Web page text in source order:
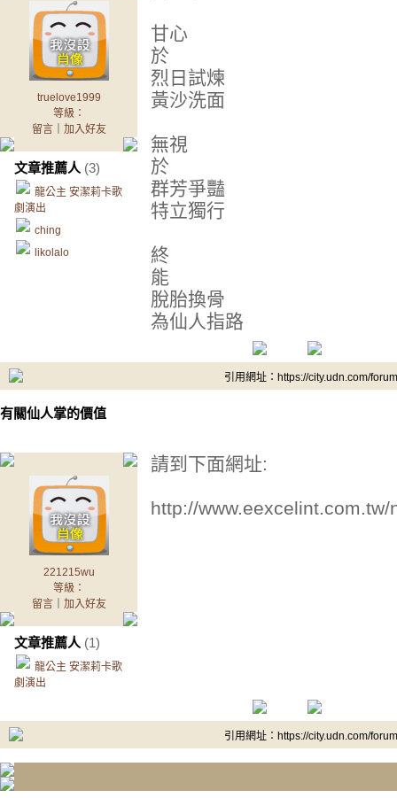
truelove1999
等級：
留言｜ 加入好友
文章推薦人 (3)
龍公主 安潔莉卡歌
劇演出
ching
likolalo
甘心
於
烈日試煉
黃沙洗面
無視
於
群芳爭豔
特立獨行
終
能
脫胎換骨
為仙人指路
引用網址：https://city.udn.com/
有關仙人掌的價值
221215wu
等級：
留言｜ 加入好友
文章推薦人 (1)
龍公主 安潔莉卡歌
劇演出
請到下面網址:
http://
引用網址：https://city.udn.com/